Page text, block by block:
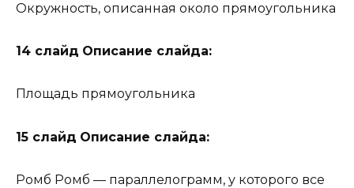
Окружность, описанная около прямоугольника
14 слайд Описание слайда:
Площадь прямоугольника
15 слайд Описание слайда:
Ромб Ромб — параллелограмм, у которого все